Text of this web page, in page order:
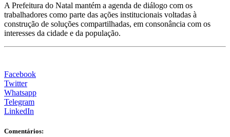
A Prefeitura do Natal mantém a agenda de diálogo com os
trabalhadores como parte das ações institucionais voltadas à
construção de soluções compartilhadas, em consonância com os
interesses da cidade e da população.
Facebook
Twitter
Whatsapp
Telegram
LinkedIn
Comentários: